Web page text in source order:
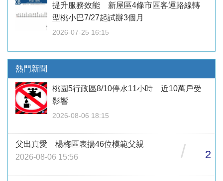
提升服務效能 新屋區4條市區客運路線轉
型桃小巴7/27起試辦3個月
2026-07-25 16:15
熱門新聞
桃園5行政區8/10停水11小時 近10萬戶受
影響
2026-08-06 18:15
父出真愛 楊梅區表揚46位模範父親
2026-08-06 15:56
/ 2